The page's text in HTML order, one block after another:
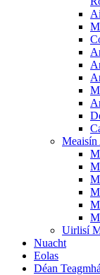
Meaisín
Uirlisí
Nuacht
Eolas
Déan